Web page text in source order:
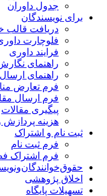
جدول داوران
برای نویسندگان
دریافت قالب
فلوچارت
فرایند داوری
راهنمای
راهنمای
فرم تعارض
فرم ارسال
پیگیری مقالات
هزینه پردازش
ثبت نام و اشتراک
فرم ثبت نام
فرم اشتراک
اخلاق پژوهشی
تسهیلات پایگاه